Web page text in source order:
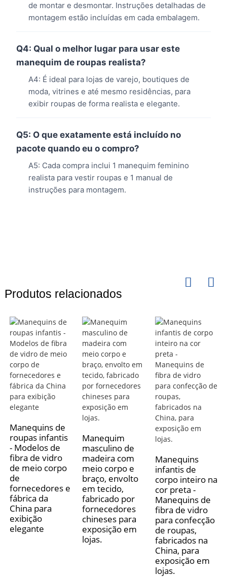
de montar e desmontar. Instruções detalhadas de
montagem estão incluídas em cada embalagem.
Q4: Qual o melhor lugar para usar este
manequim de roupas realista?
A4: É ideal para lojas de varejo, boutiques de
moda, vitrines e até mesmo residências, para
exibir roupas de forma realista e elegante.
Q5: O que exatamente está incluído no
pacote quando eu o compro?
A5: Cada compra inclui 1 manequim feminino
realista para vestir roupas e 1 manual de
instruções para montagem.
Produtos relacionados
Manequins de
roupas infantis
- Modelos de
fibra de vidro
de meio corpo
de
fornecedores e
fábrica da
China para
exibição
elegante
Manequim
masculino de
madeira com
meio corpo e
braço, envolto
em tecido,
fabricado por
fornecedores
chineses para
exposição em
lojas.
Manequins
infantis de
corpo inteiro na
cor preta -
Manequins de
fibra de vidro
para confecção
de roupas,
fabricados na
China, para
exposição em
lojas.